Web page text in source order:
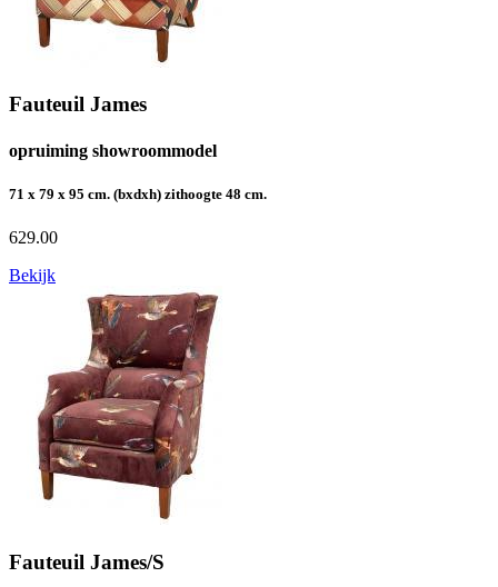
Fauteuil James
opruiming showroommodel
71 x 79 x 95 cm. (bxdxh) zithoogte 48 cm.
629.00
Bekijk
Fauteuil James/S